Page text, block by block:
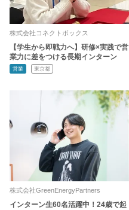
株式会社コネクトボックス
【学生から即戦力へ】研修×実践で営
業力に差をつける長期インターン
営業 東京都
株式会社GreenEnergyPartners
インターン生60名活躍中！24歳で起